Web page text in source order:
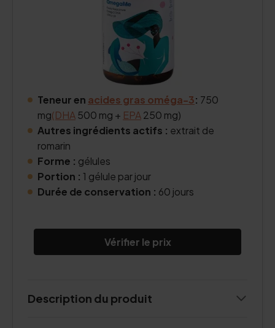
Teneur en acides gras oméga-3: 750
mg(DHA500 mg + EPA250 mg)
Autres ingrédients actifs : extrait de
romarin
Forme : gélules
Portion : 1 gélule par jour
Durée de conservation : 60 jours
Vérifier le prix
Description du produit